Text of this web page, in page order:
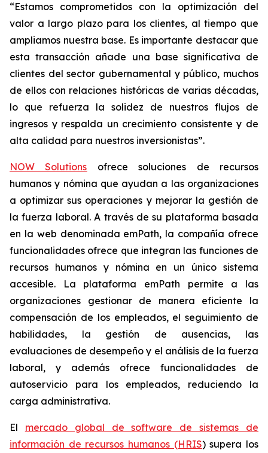
“Estamos comprometidos con la optimización del
valor a largo plazo para los clientes, al tiempo que
ampliamos nuestra base. Es importante destacar que
esta transacción añade una base significativa de
clientes del sector gubernamental y público, muchos
de ellos con relaciones históricas de varias décadas,
lo que refuerza la solidez de nuestros flujos de
ingresos y respalda un crecimiento consistente y de
alta calidad para nuestros inversionistas”.
NOW Solutions ofrece soluciones de recursos
humanos y nómina que ayudan a las organizaciones
a optimizar sus operaciones y mejorar la gestión de
la fuerza laboral. A través de su plataforma basada
en la web denominada emPath, la compañía ofrece
funcionalidades ofrece que integran las funciones de
recursos humanos y nómina en un único sistema
accesible. La plataforma emPath permite a las
organizaciones gestionar de manera eficiente la
compensación de los empleados, el seguimiento de
habilidades, la gestión de ausencias, las
evaluaciones de desempeño y el análisis de la fuerza
laboral, y además ofrece funcionalidades de
autoservicio para los empleados, reduciendo la
carga administrativa.
El mercado global de software de sistemas de
información de recursos humanos (HRIS) supera los